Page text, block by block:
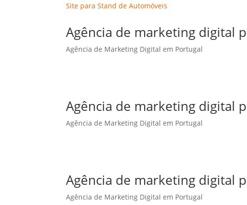
Site para Stand de Automóveis
Agência de marketing digital
Agência de Marketing Digital em Portugal
Agência de marketing digital
Agência de Marketing Digital em Portugal
Agência de marketing digital
Agência de Marketing Digital em Portugal